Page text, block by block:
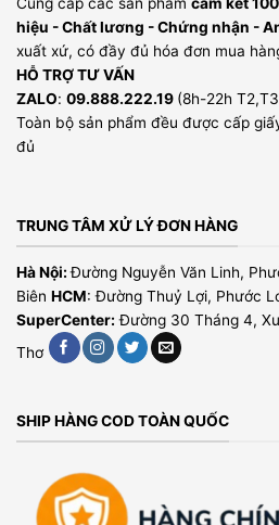
Cung cấp các sản phẩm cam kết
hiệu - Chất lương - Chứng nhận -
xuất xứ, có đầy đủ hóa đơn mua
HỖ TRỢ TƯ VẤN
ZALO: 09.888.222.19 (8h-22h
Toàn bộ sản phẩm đều được cấp
đủ
TRUNG TÂM XỬ LÝ ĐƠN HÀNG
Hà Nội:Đường Nguyễn Văn Linh,
Biên HCM: Đường Thuỷ Lợi, Phước
SuperCenter: Đường 30 Tháng 4,
Thơ
SHIP HÀNG COD TOÀN QUỐC